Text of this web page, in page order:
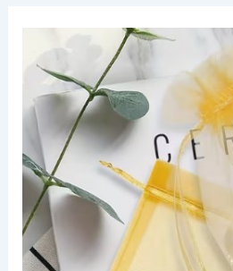
dorada
7.5cm
(pack
10)
cantidad